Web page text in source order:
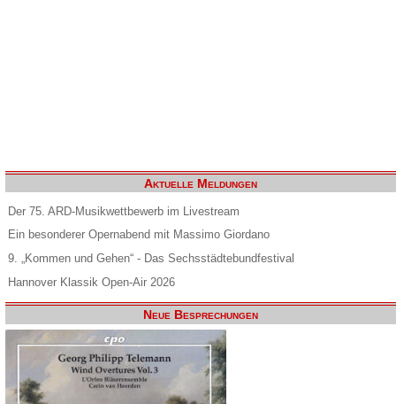
Aktuelle Meldungen
Der 75. ARD-Musikwettbewerb im Livestream
Ein besonderer Opernabend mit Massimo Giordano
9. „Kommen und Gehen“ - Das Sechsstädtebundfestival
Hannover Klassik Open-Air 2026
Neue Besprechungen